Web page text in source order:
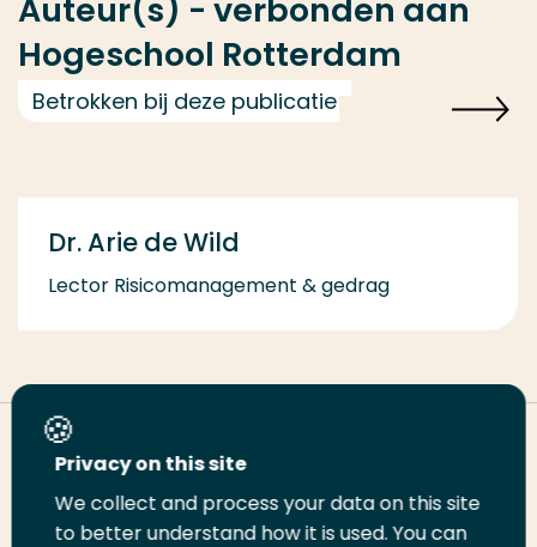
Auteur(s) - verbonden aan
Hogeschool Rotterdam
Betrokken bij deze publicatie
Dr. Arie de Wild
Lector Risicomanagement & gedrag
Deel deze pagina
DeelDeelDeelEmailPrint
Privacy on this site
We collect and process your data on this site
to better understand how it is used. You can